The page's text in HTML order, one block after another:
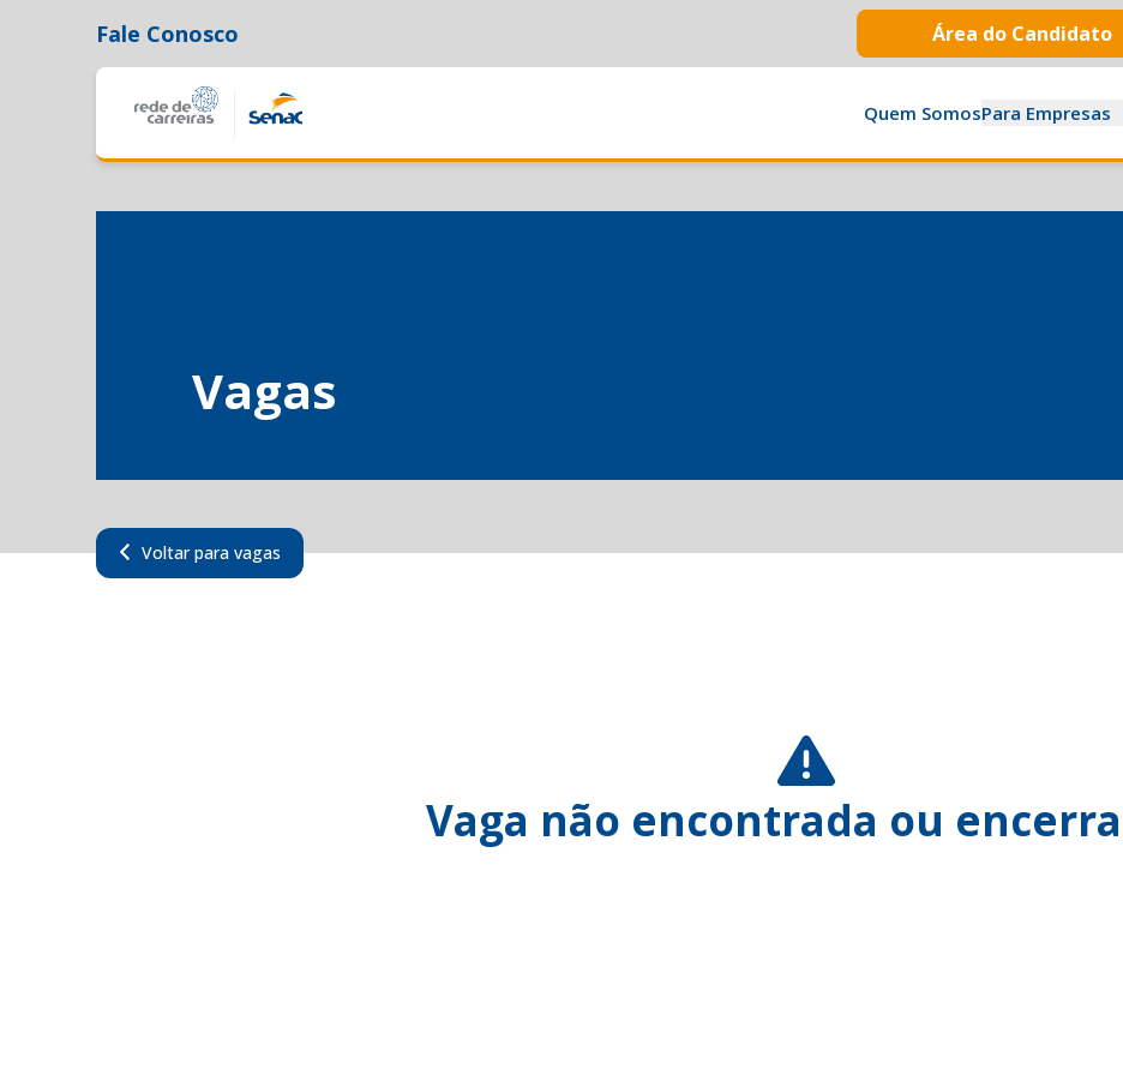
Fale Conosco Área do Candidato
Quem SomosPara Empresas
Vagas
Voltar para vagas
Vaga não encontrada ou